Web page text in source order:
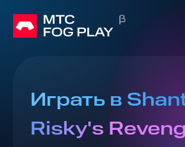
Играть в
Risky's